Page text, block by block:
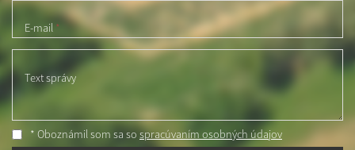
E-mail *
Text správy
* Oboznámil som sa so spracúvaním osobných údajov